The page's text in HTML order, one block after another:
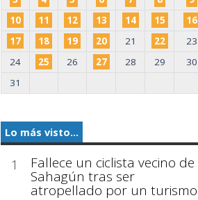
10
11 12 13 14 15
16
17
18 19 20 21 22
23
24
25 26 27 28 29
30
31
Lo más visto...
1 Fallece un ciclista vecino de
Sahagún tras ser
atropellado por un turismo